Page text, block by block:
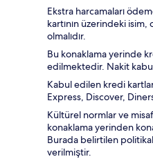
Ekstra harcamaları
kartının üzerindeki
olmalıdır.
Bu konaklama yerinde
edilmektedir. Nakit
Kabul edilen kredi
Express, Discover,
Kültürel normlar ve
konaklama yerinden
Burada belirtilen
verilmiştir.